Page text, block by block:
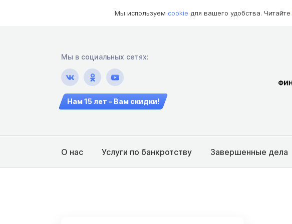
Мы используем cookie для вашего удобства. Читайте
Мы в социальных сетях:
Нам 15 лет - Вам скидки!
О нас Услуги по банкротству Завершенные дела